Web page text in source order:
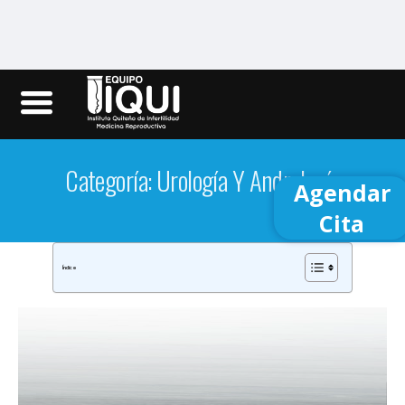
Iqui.ec
Categoría: Urología Y Andrología
Índice
Agendar
Cita